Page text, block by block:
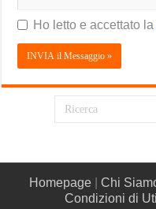
Ho letto e accettato la
Homepage Chi
Condizioni di